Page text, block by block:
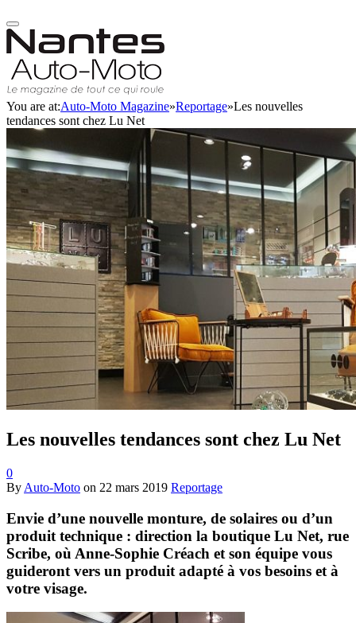
You are at:Auto-Moto Magazine»Reportage»Les nouvelles
tendances sont chez Lu Net
Les nouvelles tendances sont chez Lu Net
0
By Auto-Moto on 22 mars 2019 Reportage
Envie d’une nouvelle monture, de solaires ou d’un
produit technique : direction la boutique Lu Net, rue
Scribe, où Anne-Sophie Créach et son équipe vous
guideront vers un produit adapté à vos besoins et à
votre visage.